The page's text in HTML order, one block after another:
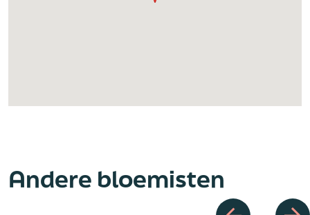
Andere bloemisten